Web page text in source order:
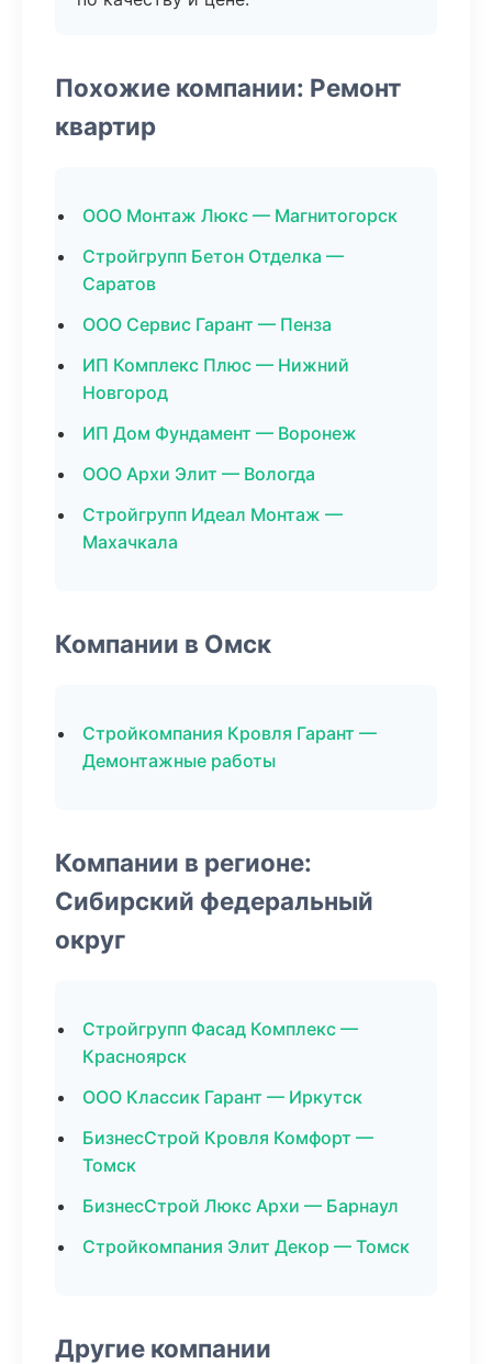
Похожие компании: Ремонт
квартир
ООО Монтаж Люкс — Магнитогорск
Стройгрупп Бетон Отделка —
Саратов
ООО Сервис Гарант — Пенза
ИП Комплекс Плюс — Нижний
Новгород
ИП Дом Фундамент — Воронеж
ООО Архи Элит — Вологда
Стройгрупп Идеал Монтаж —
Махачкала
Компании в Омск
Стройкомпания Кровля Гарант —
Демонтажные работы
Компании в регионе:
Сибирский федеральный
округ
Стройгрупп Фасад Комплекс —
Красноярск
ООО Классик Гарант — Иркутск
БизнесСтрой Кровля Комфорт —
Томск
БизнесСтрой Люкс Архи — Барнаул
Стройкомпания Элит Декор — Томск
Другие компании